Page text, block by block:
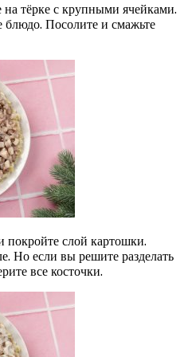
тёрке с крупными ячейками.
блюдо. Посолите и смажьте
покройте слой картошки.
Но если вы решите разделать
все косточки.